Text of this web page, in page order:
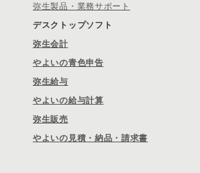
弥生製品・業務サポート
デスクトップソフト
弥生会計
やよいの青色申告
弥生給与
やよいの給与計算
弥生販売
やよいの見積・納品・請求書